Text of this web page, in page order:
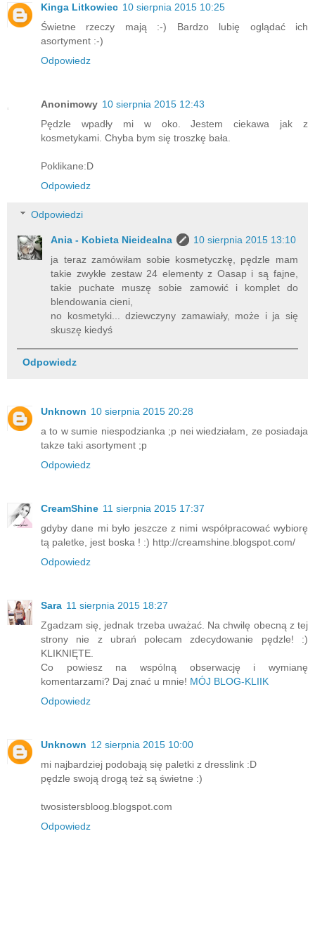
Kinga Litkowiec 10 sierpnia 2015 10:25
Świetne rzeczy mają :-) Bardzo lubię oglądać ich
asortyment :-)
Odpowiedz
Anonimowy 10 sierpnia 2015 12:43
Pędzle wpadły mi w oko. Jestem ciekawa jak z
kosmetykami. Chyba bym się troszkę bała.
Poklikane:D
Odpowiedz
Odpowiedzi
Ania - Kobieta Nieidealna
10 sierpnia 2015 13:10
ja teraz zamówiłam sobie kosmetyczkę, pędzle mam
takie zwykłe zestaw 24 elementy z Oasap i są fajne,
takie puchate muszę sobie zamowić i komplet do
blendowania cieni,
no kosmetyki... dziewczyny zamawiały, może i ja się
skuszę kiedyś
Odpowiedz
Unknown 10 sierpnia 2015 20:28
a to w sumie niespodzianka ;p nei wiedziałam, ze posiadaja
takze taki asortyment ;p
Odpowiedz
CreamShine 11 sierpnia 2015 17:37
gdyby dane mi było jeszcze z nimi współpracować wybiorę
tą paletke, jest boska ! :) http://creamshine.blogspot.com/
Odpowiedz
Sara 11 sierpnia 2015 18:27
Zgadzam się, jednak trzeba uważać. Na chwilę obecną z tej
strony nie z ubrań polecam zdecydowanie pędzle! :)
KLIKNIĘTE.
Co powiesz na wspólną obserwację i wymianę
komentarzami? Daj znać u mnie! MÓJ BLOG-KLIIK
Odpowiedz
Unknown 12 sierpnia 2015 10:00
mi najbardziej podobają się paletki z dresslink :D
pędzle swoją drogą też są świetne :)
twosistersbloog.blogspot.com
Odpowiedz